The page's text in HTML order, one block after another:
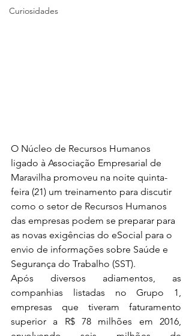
Curiosidades
O Núcleo de Recursos Humanos
ligado à Associação Empresarial de
Maravilha promoveu na noite quinta-
feira (21) um treinamento para discutir
como o setor de Recursos Humanos
das empresas podem se preparar para
as novas exigências do eSocial para o
envio de informações sobre Saúde e
Segurança do Trabalho (SST).
Após diversos adiamentos, as
companhias listadas no Grupo 1,
empresas que tiveram faturamento
superior a R$ 78 milhões em 2016,